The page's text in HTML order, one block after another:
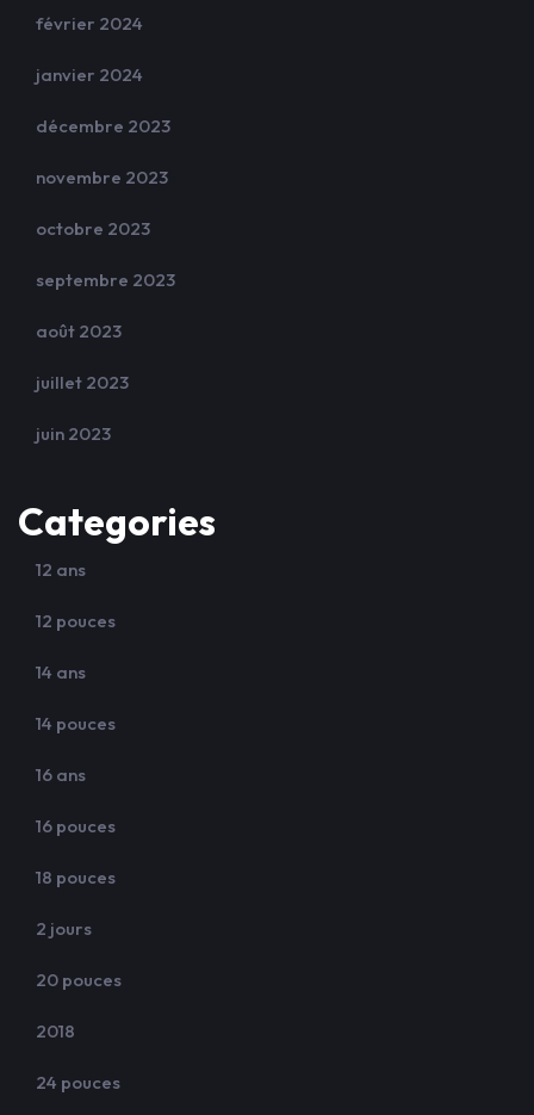
février 2024
janvier 2024
décembre 2023
novembre 2023
octobre 2023
septembre 2023
août 2023
juillet 2023
juin 2023
Categories
12 ans
12 pouces
14 ans
14 pouces
16 ans
16 pouces
18 pouces
2 jours
20 pouces
2018
24 pouces